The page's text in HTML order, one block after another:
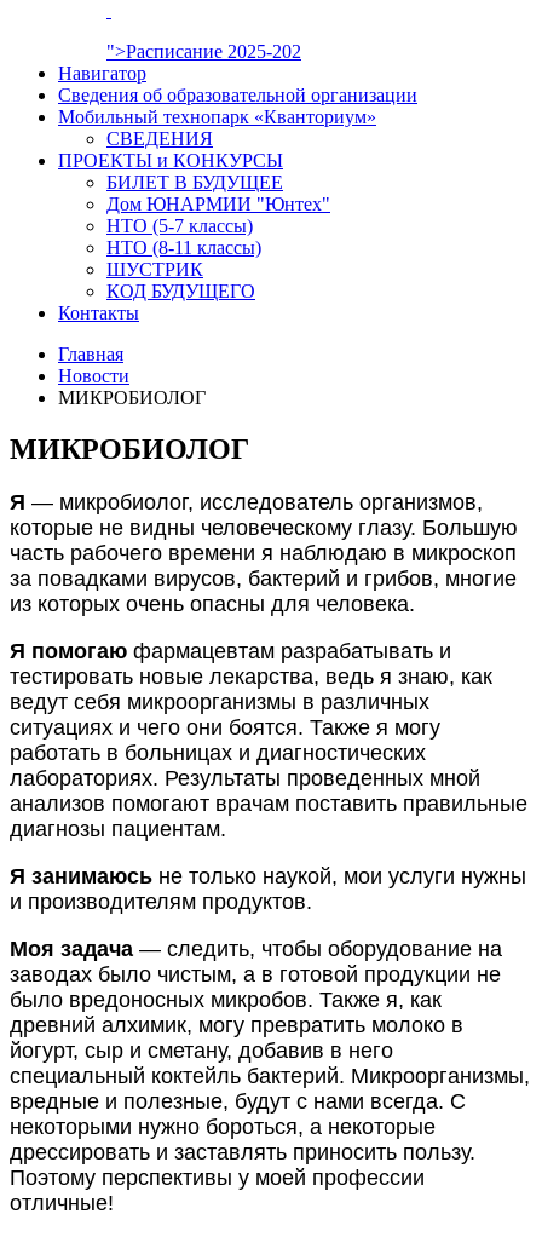
">Расписание 2025-202
Навигатор
Сведения об образовательной организации
Мобильный технопарк «Кванториум»
СВЕДЕНИЯ
ПРОЕКТЫ и КОНКУРСЫ
БИЛЕТ В БУДУЩЕЕ
Дом ЮНАРМИИ "Юнтех"
НТО (5-7 классы)
НТО (8-11 классы)
ШУСТРИК
КОД БУДУЩЕГО
Контакты
Главная
Новости
МИКРОБИОЛОГ
МИКРОБИОЛОГ
Я — микробиолог, исследователь организмов,
которые не видны человеческому глазу. Большую
часть рабочего времени я наблюдаю в микроскоп
за повадками вирусов, бактерий и грибов, многие
из которых очень опасны для человека.
Я помогаю фармацевтам разрабатывать и
тестировать новые лекарства, ведь я знаю, как
ведут себя микроорганизмы в различных
ситуациях и чего они боятся. Также я могу
работать в больницах и диагностических
лабораториях. Результаты проведенных мной
анализов помогают врачам поставить правильные
диагнозы пациентам.
Я занимаюсь не только наукой, мои услуги нужны
и производителям продуктов.
Моя задача — следить, чтобы оборудование на
заводах было чистым, а в готовой продукции не
было вредоносных микробов. Также я, как
древний алхимик, могу превратить молоко в
йогурт, сыр и сметану, добавив в него
специальный коктейль бактерий. Микроорганизмы,
вредные и полезные, будут с нами всегда. С
некоторыми нужно бороться, а некоторые
дрессировать и заставлять приносить пользу.
Поэтому перспективы у моей профессии
отличные!